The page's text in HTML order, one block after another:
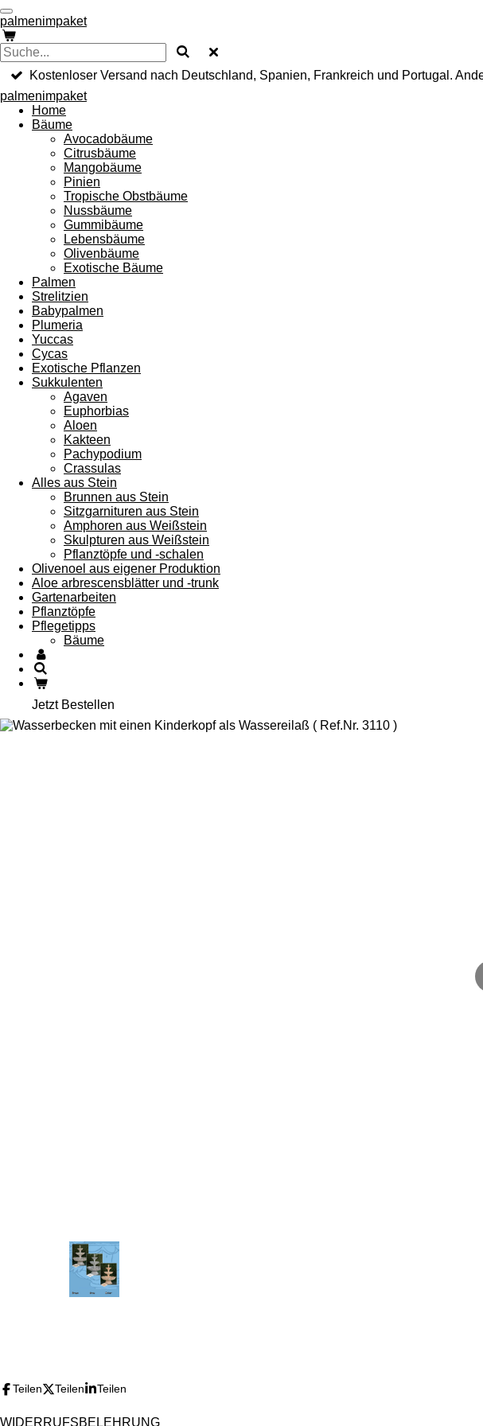
Zum
Hauptinhalt
springen
palmenimpaket
Kostenloser Versand nach Deutschland, Spanien, Frankreich und Portugal.
palmenimpaket
Home
Bäume
Avocadobäume
Citrusbäume
Mangobäume
Pinien
Tropische Obstbäume
Nussbäume
Gummibäume
Lebensbäume
Olivenbäume
Exotische Bäume
Palmen
Strelitzien
Babypalmen
Plumeria
Yuccas
Cycas
Exotische Pflanzen
Sukkulenten
Agaven
Euphorbias
Aloen
Kakteen
Pachypodium
Crassulas
Alles aus Stein
Brunnen aus Stein
Sitzgarnituren aus Stein
Amphoren aus Weißstein
Skulpturen aus Weißstein
Pflanztöpfe und -schalen
Olivenoel aus eigener Produktion
Aloe arbrescensblätter und -trunk
Gartenarbeiten
Pflanztöpfe
Pflegetipps
Bäume
Jetzt Bestellen
Teilen Teilen Teilen
WIDERRUFSBELEHRUNG